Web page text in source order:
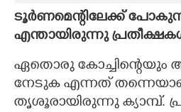
ടൂർണമെന്റിലേക്ക്
എന്തായിരുന്നു
ഏതൊരു കോച്ചിന്റെയും
നേടുക എന്നത്
തൃശൂരായിരുന്നു ക്യാമ്പ്.